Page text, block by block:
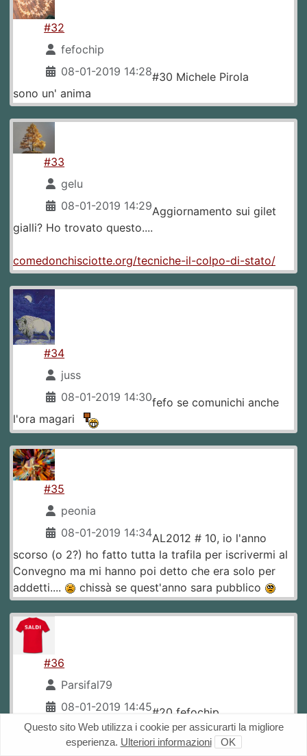
#32
fefochip
08-01-2019 14:28#30 Michele Pirola
sono un' anima
#33
gelu
08-01-2019 14:29Aggiornamento sui gilet
gialli? Ho trovato questo....
comedonchisciotte.org/tecniche-il-colpo-di-stato/
#34
juss
08-01-2019 14:30fefo se comunichi anche
l'ora magari
#35
peonia
08-01-2019 14:34AL2012 # 10, io l'anno
scorso (o 2?) ho fatto tutta la trafila per iscrivermi al
Convegno ma mi hanno poi detto che era solo per
addetti....
chissà se quest'anno sara pubblico
#36
Parsifal79
08-01-2019 14:45#20 fefochip
Questo sito Web utilizza i cookie per assicurarti la migliore
esperienza. Ulteriori informazioni OK